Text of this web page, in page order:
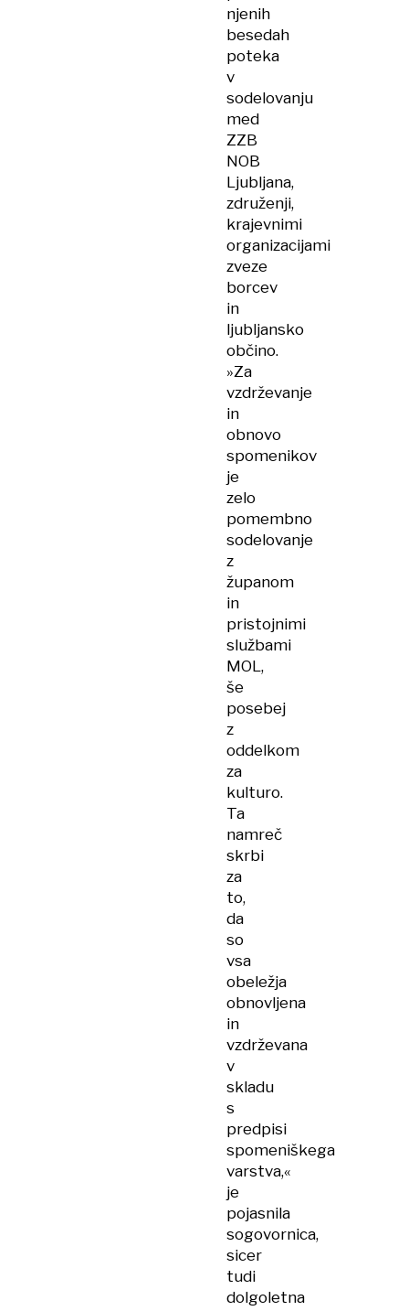
njenih
besedah
poteka
v
sodelovanju
med
ZZB
NOB
Ljubljana,
združenji,
krajevnimi
organizacijami
zveze
borcev
in
ljubljansko
občino.
»Za
vzdrževanje
in
obnovo
spomenikov
je
zelo
pomembno
sodelovanje
z
županom
in
pristojnimi
službami
MOL,
še
posebej
z
oddelkom
za
kulturo.
Ta
namreč
skrbi
za
to,
da
so
vsa
obeležja
obnovljena
in
vzdrževana
v
skladu
s
predpisi
spomeniškega
varstva,«
je
pojasnila
sogovornica,
sicer
tudi
dolgoletna